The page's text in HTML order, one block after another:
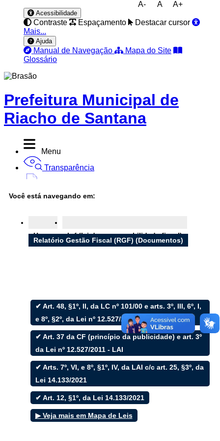
A- A A+
Acessibilidade
Contraste Espaçamento
Destacar cursor
Mais...
Ajuda
Manual de Navegação
Mapa do Site
Glossário
Prefeitura Municipal de
Riacho de Santana
Menu
Transparência
Ouvidoria
e-SIC
Filtrar por todos
Acesso à Informação
Cidadão
Empresas
Fotos
Notícias
Secretarias
Servidor
Transparência
Turistas
Videos
Áudios
Você está navegando em:
Home Lrf (lei de responsabilidade fiscal)
Relatório Gestão Fiscal (RGF) (Documentos)
✔ Art. 48, §1º, II, da LC nº 101/00 e arts. 3º, III, 6º, I,
e 8º, §2º, da Lei nº 12.527/2011 - LAI
✔ Art. 37 da CF (princípio da publicidade) e art. 3º
da Lei nº 12.527/2011 - LAI
✔ Arts. 7º, VI, e 8º, §1º, IV, da LAI c/c art. 25, §3º, da
Lei 14.133/2021
✔ Art. 12, §1º, da Lei 14.133/2021
▶ Veja mais em Mapa de Leis